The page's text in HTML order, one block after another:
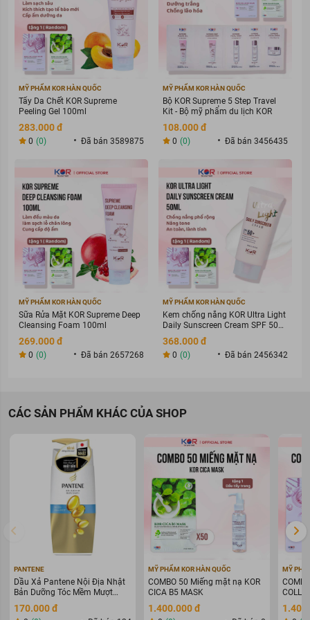
MỸ PHẨM KOR HÀN QUỐC
Tẩy Da Chết KOR Supreme
Peeling Gel 100ml
283.000 đ
0 (0) Đã bán 3589875
MỸ PHẨM KOR HÀN QUỐC
Bộ KOR Supreme 5 Step Travel
Kit - Bộ mỹ phẩm du lịch KOR
108.000 đ
0 (0) Đã bán 3456435
MỸ PHẨM KOR HÀN QUỐC
Sữa Rửa Mặt KOR Supreme Deep
Cleansing Foam 100ml
269.000 đ
0 (0) Đã bán 2657268
MỸ PHẨM KOR HÀN QUỐC
Kem chống nắng KOR Ultra Light
Daily Sunscreen Cream SPF 50+
PA ++++
368.000 đ
0 (0) Đã bán 2456342
CÁC SẢN PHẨM KHÁC CỦA SHOP
PANTENE
Dầu Xả Pantene Nội Địa Nhật
Bản Dưỡng Tóc Mềm Mượt
400g
170.000 đ
MỸ PHẨM KOR HÀN QUỐC
COMBO 50 Miếng mặt nạ KOR
CICA B5 MASK
1.400.000 đ
MỸ